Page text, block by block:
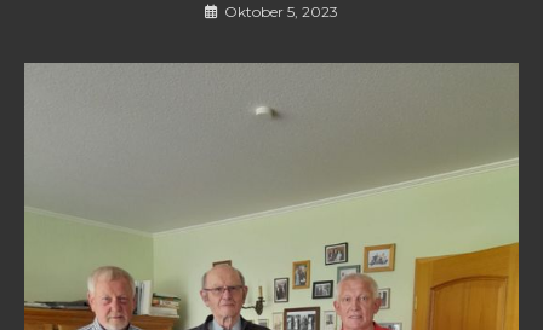
Oktober 5, 2023